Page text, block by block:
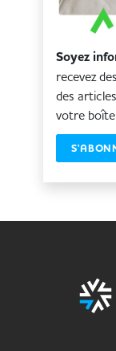
Soyez
recevez
des
votre boîte